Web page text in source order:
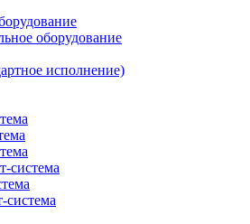
оборудование
исполнение)
система
система